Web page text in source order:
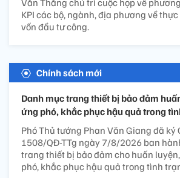
Văn Thắng chủ trì cuộc họp về
KPI các bộ, ngành, địa phương về
vốn đầu tư công.
Chính sách mới
Danh mục trang thiết bị bảo đảm
ứng phó, khắc phục hậu quả trong
Phó Thủ tướng Phan Văn Giang đã ký
1508/QĐ-TTg ngày 7/8/2026 ban
trang thiết bị bảo đảm cho huấn
phó, khắc phục hậu quả trong tình